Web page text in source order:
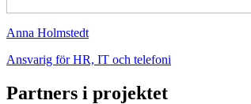
Anna Holmstedt
Ansvarig för HR, IT och telefoni
Partners i projektet